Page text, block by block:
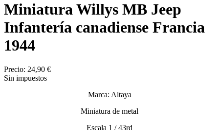
Miniatura Willys MB Jeep
Infantería canadiense Francia
1944
Precio: 24,90 €
Sin impuestos
Marca: Altaya
Miniatura de metal
Escala 1 / 43rd